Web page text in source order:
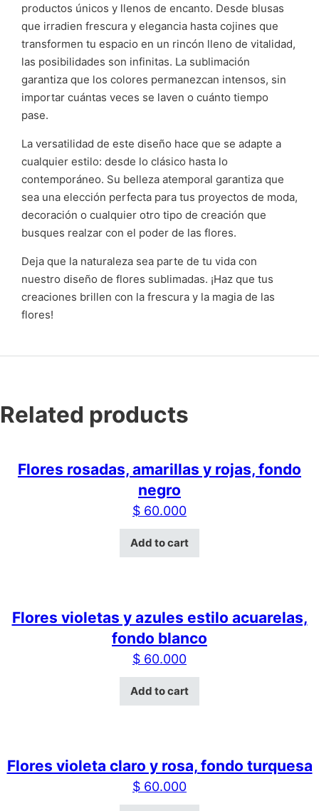
productos únicos y llenos de encanto. Desde blusas
que irradien frescura y elegancia hasta cojines que
transformen tu espacio en un rincón lleno de vitalidad,
las posibilidades son infinitas. La sublimación
garantiza que los colores permanezcan intensos, sin
importar cuántas veces se laven o cuánto tiempo
pase.
La versatilidad de este diseño hace que se adapte a
cualquier estilo: desde lo clásico hasta lo
contemporáneo. Su belleza atemporal garantiza que
sea una elección perfecta para tus proyectos de moda,
decoración o cualquier otro tipo de creación que
busques realzar con el poder de las flores.
Deja que la naturaleza sea parte de tu vida con
nuestro diseño de flores sublimadas. ¡Haz que tus
creaciones brillen con la frescura y la magia de las
flores!
Related products
Flores rosadas, amarillas y rojas, fondo
negro
$ 60.000
Add to cart
Flores violetas y azules estilo acuarelas,
fondo blanco
$ 60.000
Add to cart
Flores violeta claro y rosa, fondo turquesa
$ 60.000